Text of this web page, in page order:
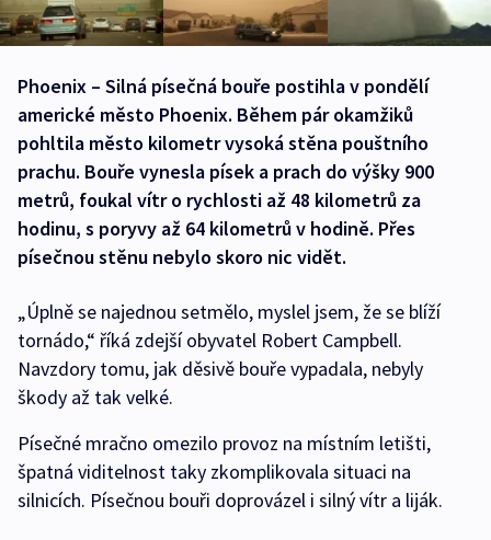
Phoenix – Silná písečná bouře postihla v pondělí
americké město Phoenix. Během pár okamžiků
pohltila město kilometr vysoká stěna pouštního
prachu. Bouře vynesla písek a prach do výšky 900
metrů, foukal vítr o rychlosti až 48 kilometrů za
hodinu, s poryvy až 64 kilometrů v hodině. Přes
písečnou stěnu nebylo skoro nic vidět.
„Úplně se najednou setmělo, myslel jsem, že se blíží
tornádo,“ říká zdejší obyvatel Robert Campbell.
Navzdory tomu, jak děsivě bouře vypadala, nebyly
škody až tak velké.
Písečné mračno omezilo provoz na místním letišti,
špatná viditelnost taky zkomplikovala situaci na
silnicích. Písečnou bouři doprovázel i silný vítr a liják.